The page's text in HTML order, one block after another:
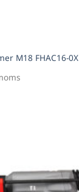
M18 FHAC16-0X